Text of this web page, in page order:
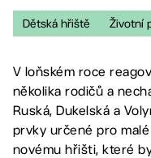
Dětská hřiště Životní
V loňském roce
několika rodičů a
Ruská, Dukelská a
prvky určené pro
novému hřišti, které